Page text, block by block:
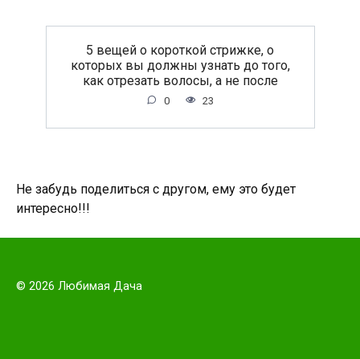
5 вещей о короткой стрижке, о
которых вы должны узнать до того,
как отрезать волосы, а не после
0 23
Не забудь поделиться с другом, ему это будет
интересно!!!
© 2026 Любимая Дача